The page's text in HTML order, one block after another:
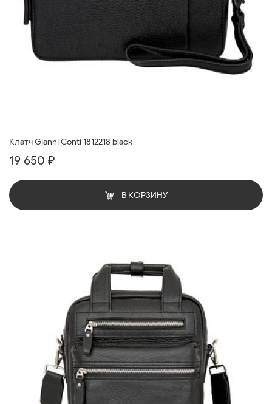
Клатч Gianni Conti 1812218 black
19 650 ₽
В КОРЗИНУ